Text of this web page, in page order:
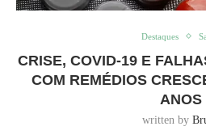
Destaques
CRISE, COVID-19 E
COM REMÉDIOS
ANOS
written by